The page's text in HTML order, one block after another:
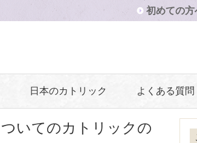
初めての方
日本のカトリック よくある質問
いてのカトリックの